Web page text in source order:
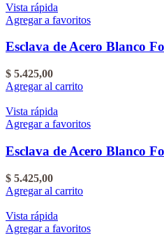
Vista rápida
Agregar a favoritos
Esclava de Acero Blanco
$ 5.425,00
Agregar al carrito
Vista rápida
Agregar a favoritos
Esclava de Acero Blanco
$ 5.425,00
Agregar al carrito
Vista rápida
Agregar a favoritos